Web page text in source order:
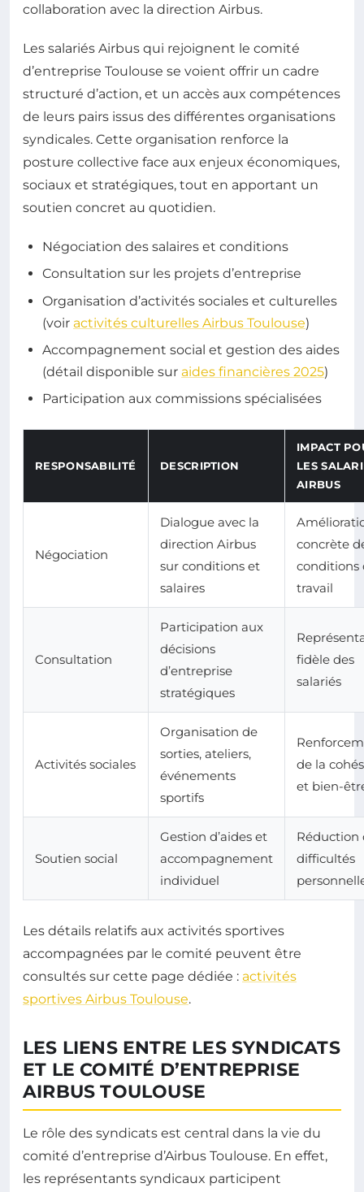
collaboration avec la direction Airbus.
Les salariés Airbus qui rejoignent le comité
d’entreprise Toulouse se voient offrir un cadre
structuré d’action, et un accès aux compétences
de leurs pairs issus des différentes organisations
syndicales. Cette organisation renforce la
posture collective face aux enjeux économiques,
sociaux et stratégiques, tout en apportant un
soutien concret au quotidien.
Négociation des salaires et conditions
Consultation sur les projets d’entreprise
Organisation d’activités sociales et culturelles
(voir activités culturelles Airbus Toulouse)
Accompagnement social et gestion des aides
(détail disponible sur aides financières 2025)
Participation aux commissions spécialisées
RESPONSABILITÉ DESCRIPTION
IMPACT
LES
AIRBUS
Négociation
Dialogue avec la
direction Airbus
sur conditions et
salaires
concrète
conditions
travail
Consultation
Participation aux
décisions
d’entreprise
stratégiques
fidèle des
salariés
Activités sociales
Organisation de
sorties, ateliers,
événements
sportifs
de la
et bien-
Soutien social
Gestion d’aides et
accompagnement
individuel
Réduction
difficultés
Les détails relatifs aux activités sportives
accompagnées par le comité peuvent être
consultés sur cette page dédiée : activités
sportives Airbus Toulouse.
LES LIENS ENTRE LES SYNDICATS
ET LE COMITÉ D’ENTREPRISE
AIRBUS TOULOUSE
Le rôle des syndicats est central dans la vie du
comité d’entreprise d’Airbus Toulouse. En effet,
les représentants syndicaux participent